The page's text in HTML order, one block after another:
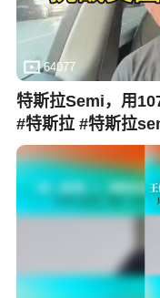
64077
特斯拉Semi，用
#特斯拉 #特斯拉